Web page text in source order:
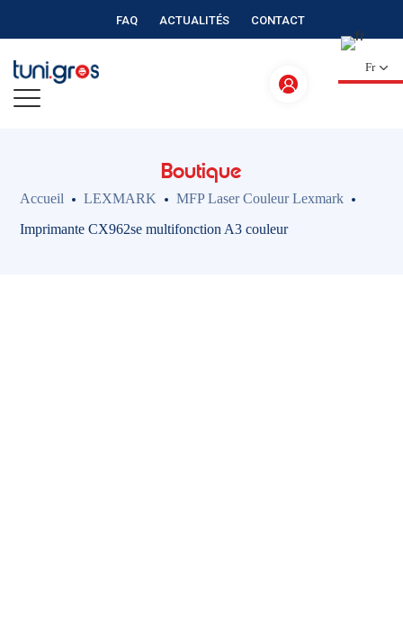
FAQ ACTUALITÉS CONTACT
Fr
Boutique
Accueil LEXMARK
MFP Laser Couleur Lexmark
Imprimante CX962se multifonction A3 couleur